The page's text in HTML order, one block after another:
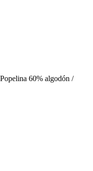
60% algodón /